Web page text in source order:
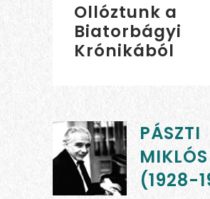
Ollóztunk a
Biatorbágyi
Krónikából
PÁSZTI
MIKLÓS
(1928-